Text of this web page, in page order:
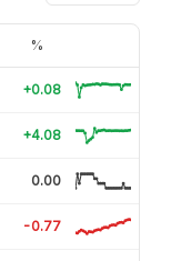
%
+0.08
+4.08
0.00
-0.77